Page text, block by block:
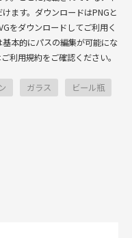
ます。ダウンロードはPNGと
をダウンロードしてご利用く
本的にパスの編集が可能にな
利用規約をご確認ください。
ガラス
ビール瓶